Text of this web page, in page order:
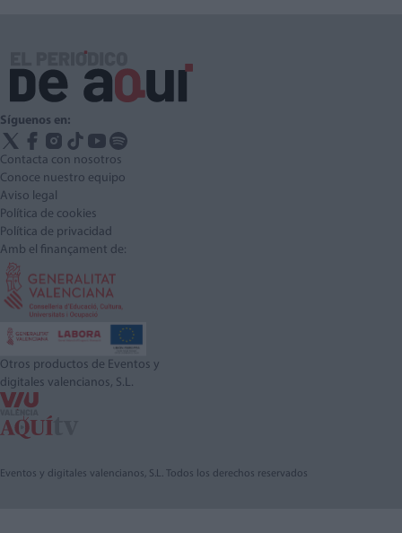
Síguenos en:
Contacta con nosotros
Conoce nuestro equipo
Aviso legal
Política de cookies
Política de privacidad
Amb el finançament de:
Otros productos de Eventos y
digitales valencianos, S.L.
Eventos y digitales valencianos, S.L. Todos los derechos reservados